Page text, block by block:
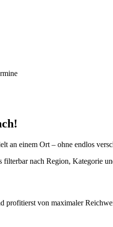
einem Ort – ohne endlos
filterbar nach Region, Kategorie
profitierst von maximaler